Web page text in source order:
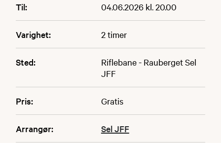
Til: 04.06.2026 kl. 20.00
Varighet: 2 timer
Sted:
Riflebane - Rauberget Sel
JFF
Pris: Gratis
Arrangør: Sel JFF